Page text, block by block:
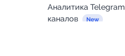
Аналитика
каналов